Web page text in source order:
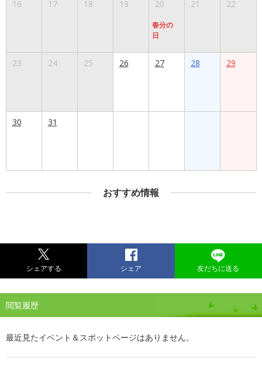
16 17 18 19 20
春分の
日
21 22
23 24 25 26 27 28 29
30 31
おすすめ情報
シェアする シェア 友だちに送る
閲覧履歴
最近見たイベント＆スポットページはありません。